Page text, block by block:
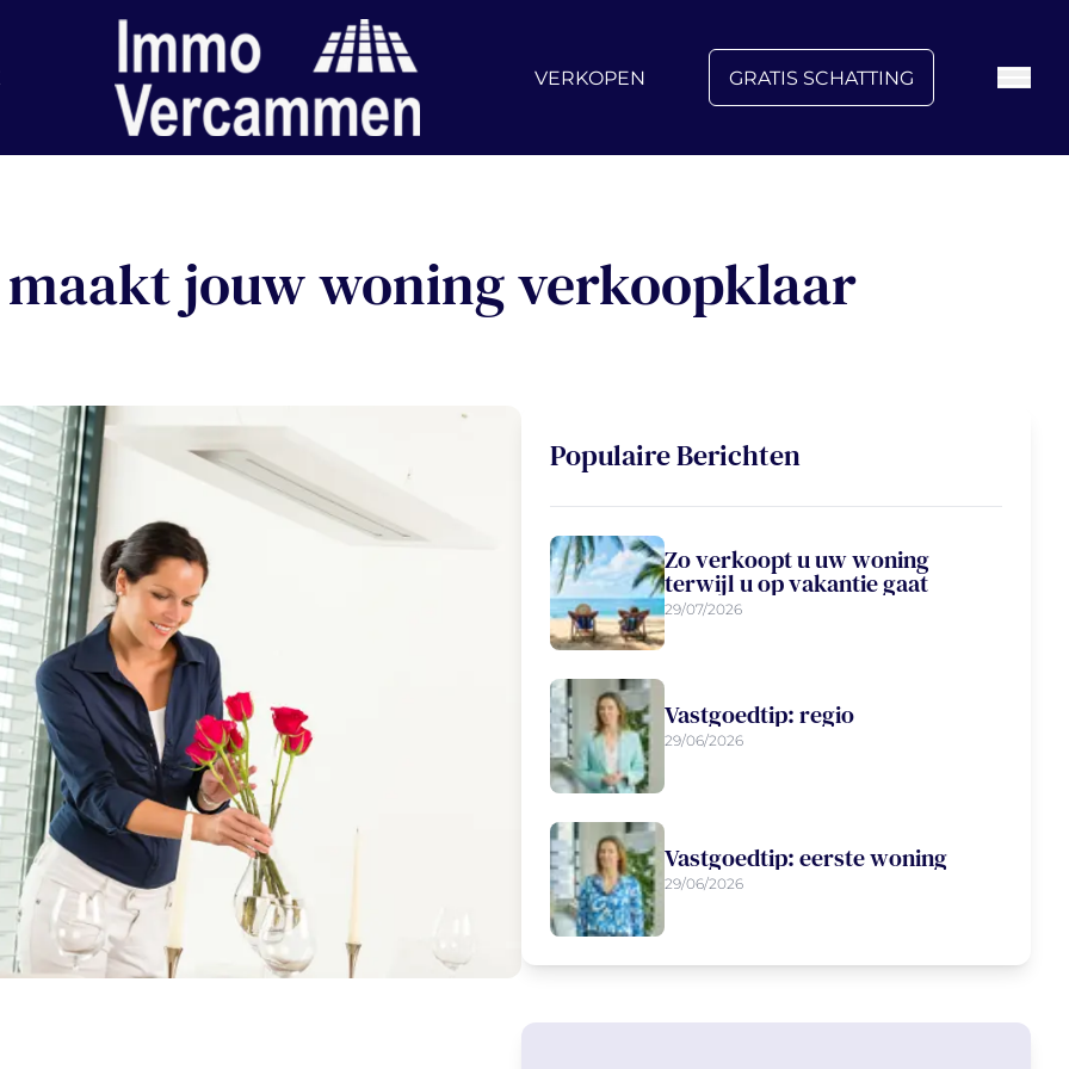
VERKOPEN GRATIS SCHATTING
jouw woning verkoopklaar
Populaire Berichten
Zo verkoopt u uw woning
terwijl u op vakantie gaat
29/07/2026
Vastgoedtip: regio
29/06/2026
Vastgoedtip: eerste woning
29/06/2026